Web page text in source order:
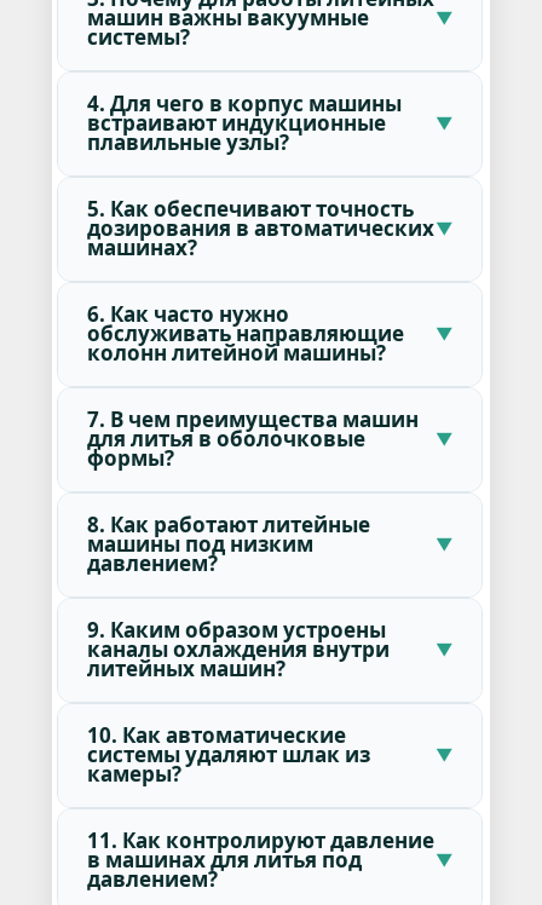
машин важны вакуумные
системы?
4. Для чего в корпус машины
встраивают индукционные
плавильные узлы?
5. Как обеспечивают точность
дозирования в автоматических
машинах?
6. Как часто нужно
обслуживать направляющие
колонн литейной машины?
7. В чем преимущества машин
для литья в оболочковые
формы?
8. Как работают литейные
машины под низким
давлением?
9. Каким образом устроены
каналы охлаждения внутри
литейных машин?
10. Как автоматические
системы удаляют шлак из
камеры?
11. Как контролируют давление
в машинах для литья под
давлением?